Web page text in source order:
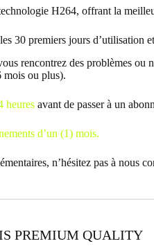
H264, offrant la
30 premiers jours
rencontrez des problèmes
mois ou plus).
heures avant de passer à un
d’un (1) mois.
n’hésitez pas à nous
PREMIUM QUALITY